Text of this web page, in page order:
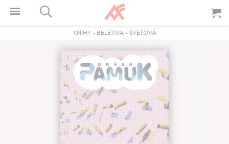
KNIHY- BELETRIA- SVETOVÁ